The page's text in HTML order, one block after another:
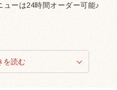
ューは24時間オーダー可能♪
を読む